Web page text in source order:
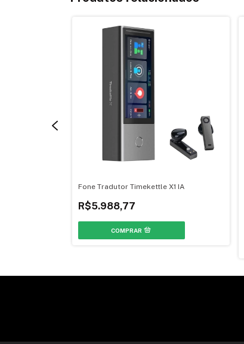
Fone Tradutor Timekettle X1 IA
R$5.988,77